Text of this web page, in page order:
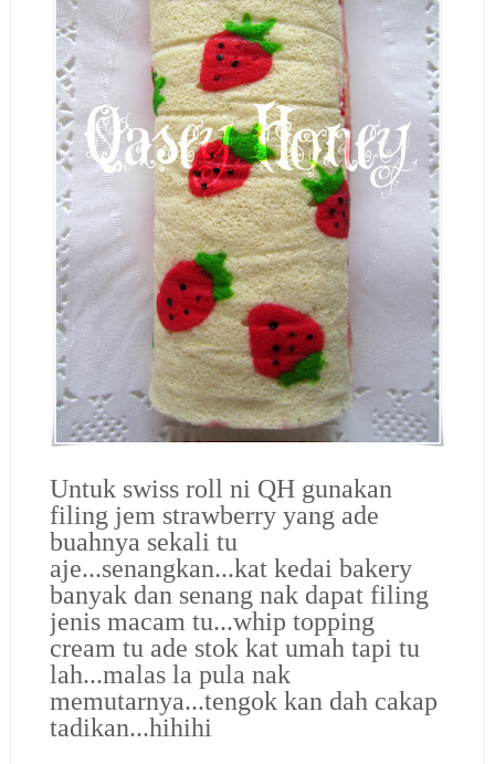
Untuk swiss roll ni QH gunakan
filing jem strawberry yang ade
buahnya sekali tu
aje...senangkan...kat kedai bakery
banyak dan senang nak dapat filing
jenis macam tu...whip topping
cream tu ade stok kat umah tapi tu
lah...malas la pula nak
memutarnya...tengok kan dah cakap
tadikan...hihihi